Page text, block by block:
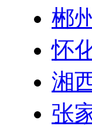
郴
怀
湘
张